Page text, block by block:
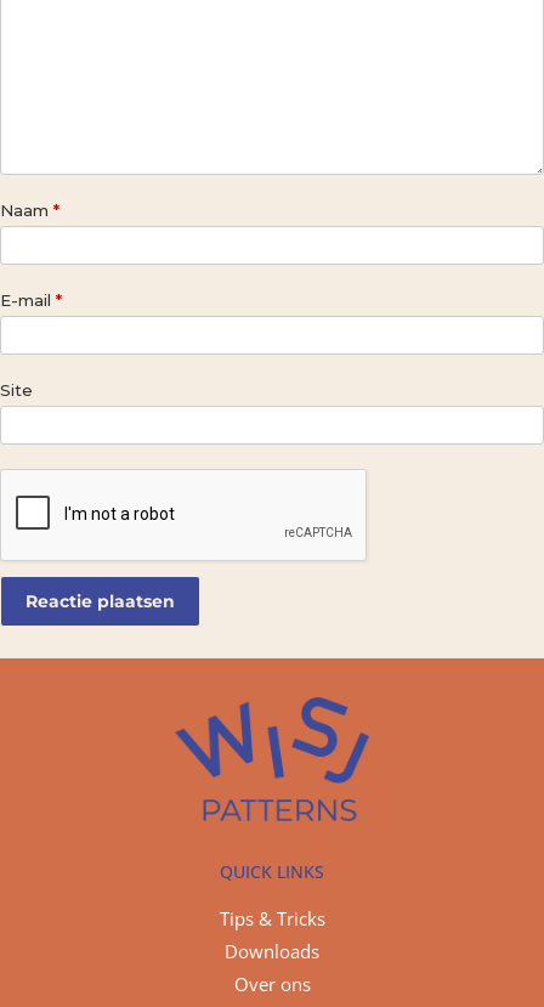
Naam *
E-mail *
Site
QUICK LINKS
Tips & Tricks
Downloads
Over ons